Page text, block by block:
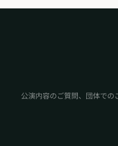
公演内容のご質問、団体での